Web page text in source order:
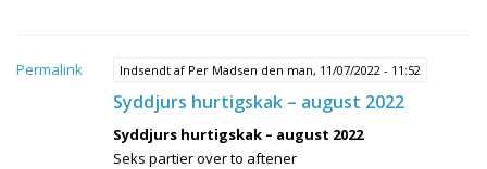
Permalink Indsendt af Per Madsen den man, 11/07/2022 - 11:52
Syddjurs hurtigskak – august 2022
Syddjurs hurtigskak – august 2022
Seks partier over to aftener